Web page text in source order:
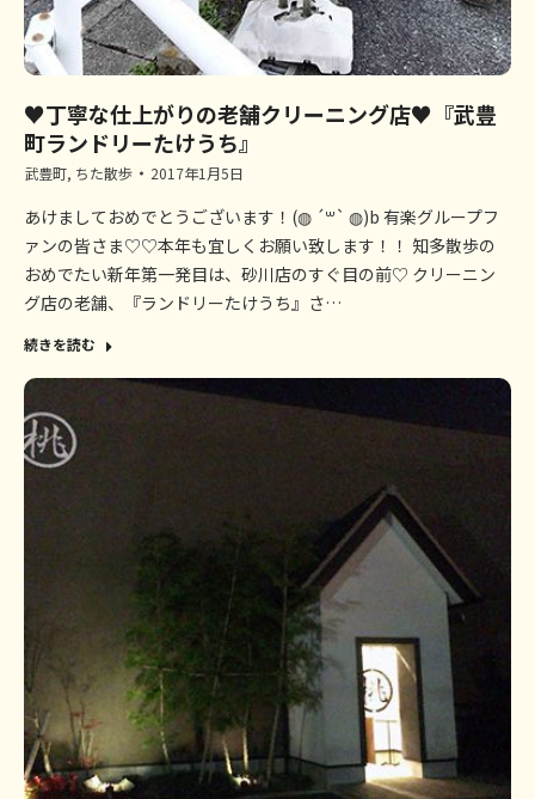
♥丁寧な仕上がりの老舗クリーニング店♥『武豊
町ランドリーたけうち』
武豊町, ちた散歩 2017年1月5日
あけましておめでとうございます！(◍ ´꒳` ◍)b 有楽グループフ
ァンの皆さま♡♡本年も宜しくお願い致します！！ 知多散歩の
おめでたい新年第一発目は、砂川店のすぐ目の前♡ クリーニン
グ店の老舗、『ランドリーたけうち』さ…
続きを読む